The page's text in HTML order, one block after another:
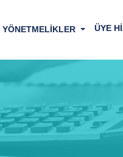
YÖNETMELİKLER ÜYE